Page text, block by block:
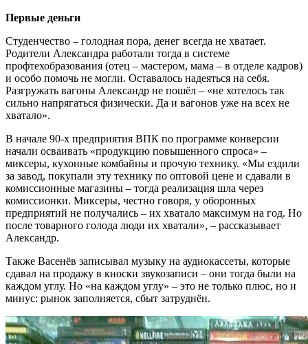
Первые деньги
Студенчество – голодная пора, денег всегда не хватает.
Родители Александра работали тогда в системе
профтехобразования (отец – мастером, мама – в отделе кадров)
и особо помочь не могли. Оставалось надеяться на себя.
Разгружать вагоны Александр не пошёл – «не хотелось так
сильно напрягаться физически. Да и вагонов уже на всех не
хватало».
В начале 90-х предприятия ВПК по программе конверсии
начали осваивать «продукцию повышенного спроса» –
миксеры, кухонные комбайны и прочую технику. «Мы ездили
за завод, покупали эту технику по оптовой цене и сдавали в
комиссионные магазины – тогда реализация шла через
комиссионки. Миксеры, честно говоря, у оборонных
предприятий не получались – их хватало максимум на год. Но
после товарного голода люди их хватали», – рассказывает
Александр.
Также Васенёв записывал музыку на аудиокассеты, которые
сдавал на продажу в киоски звукозаписи – они тогда были на
каждом углу. Но «на каждом углу» – это не только плюс, но и
минус: рынок заполняется, сбыт затруднён.